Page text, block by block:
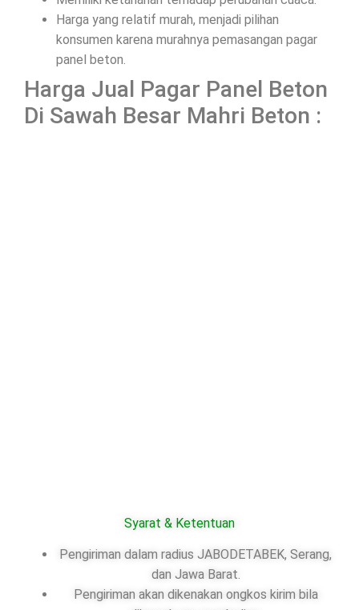
Harga yang relatif murah, menjadi pilihan
konsumen karena murahnya pemasangan pagar
panel beton.
Harga Jual Pagar Panel Beton
Di Sawah Besar Mahri Beton :
Syarat & Ketentuan
Pengiriman dalam radius JABODETABEK, Serang,
dan Jawa Barat.
Pengiriman akan dikenakan ongkos kirim bila